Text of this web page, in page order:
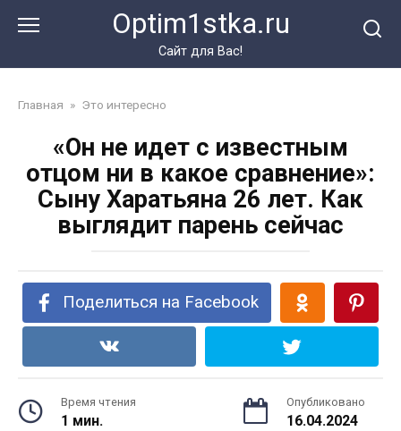
Optim1stka.ru
Сайт для Вас!
Главная » Это интересно
«Он не идет с известным
отцом ни в какое сравнение»:
Сыну Харатьяна 26 лет. Как
выглядит парень сейчас
Поделиться на Facebook
Время чтения
1 мин.
Опубликовано
16.04.2024